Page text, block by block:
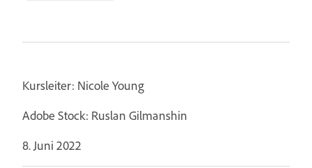
Kursleiter: Nicole Young
Adobe Stock: Ruslan Gilmanshin
8. Juni 2022